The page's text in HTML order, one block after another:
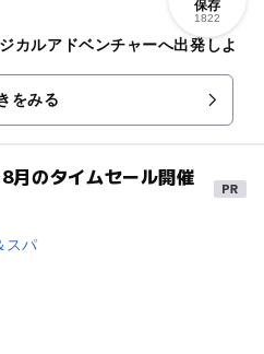
保存
1822
カルアドベンチャーへ出発しよ
をみる
月のタイムセール開催